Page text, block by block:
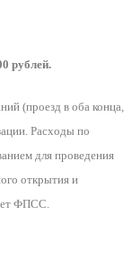
рублей.
(проезд в оба конца,
Расходы по
для проведения
открытия и
ФПСС.